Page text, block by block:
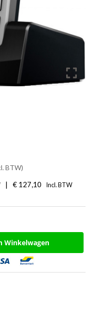
BTW)
| € 127,10 Incl. BTW
Winkelwagen